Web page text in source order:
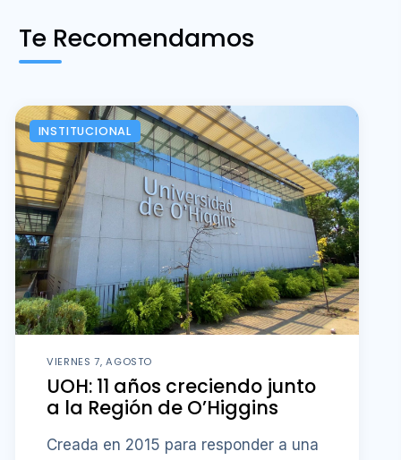
Te Recomendamos
INSTITUCIONAL
VIERNES 7, AGOSTO
UOH: 11 años creciendo junto
a la Región de O’Higgins
Creada en 2015 para responder a una